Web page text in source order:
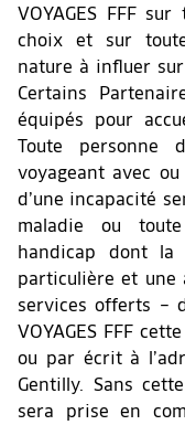
VOYAGES FFF
choix et sur
nature à influer
Certains
équipés pour
Toute
voyageant avec
d’une incapacité
maladie ou
handicap dont la
particulière et une
services offerts –
VOYAGES FFF
ou par écrit à
Gentilly. Sans
sera prise en